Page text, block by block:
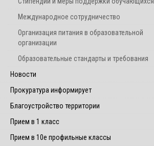
Международное сотрудничество
Организация питания в образовательной
организации
Образовательные стандарты и требования
Новости
Прокуратура информирует
Благоустройство территории
Прием в 1 класс
Прием в 10е профильные классы